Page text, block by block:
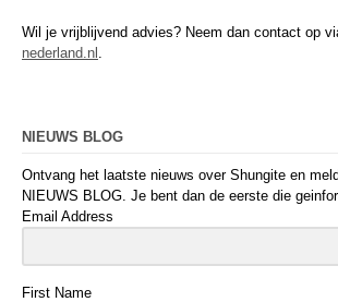
Wil je vrijblijvend advies? Neem dan contact op
nederland.nl .
NIEUWS BLOG
Ontvang het laatste nieuws over Shungite en
NIEUWS BLOG. Je bent dan de eerste die
Email Address
First Name